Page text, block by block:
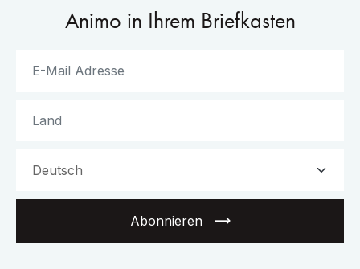
Animo in Ihrem Briefkasten
Abonnieren